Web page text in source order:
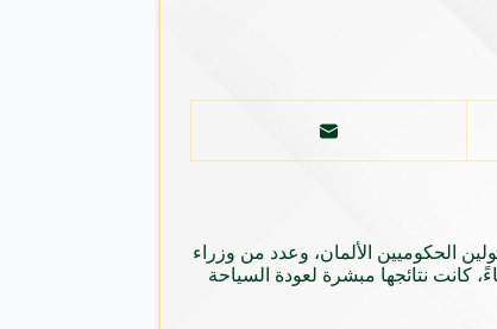
الحكوميين الألمان، وعدد من وزراء
لاستعادة الحركة السياحية الوافدة لمصر خلال الفترة المقبلة، حيث عقد الوزير اجتماعات متواصلة لمدة 3 أيام بلغت نحو 30 لقاءً، كانت نتائجها مبشرة لعودة السياحة